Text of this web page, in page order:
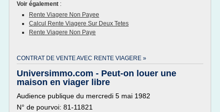
Voir également :
Rente Viagere Non Payee
Calcul Rente Viagere Sur Deux Tetes
Rente Viagere Non Paye
CONTRAT DE VENTE AVEC RENTE VIAGERE »
Universimmo.com - Peut-on louer une
maison en viager libre
Audience publique du mercredi 5 mai 1982
N° de pourvoi: 81-11821